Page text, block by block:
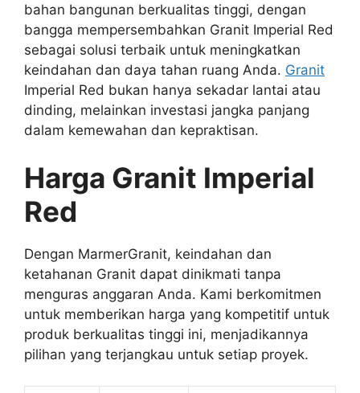
bahan bangunan berkualitas tinggi, dengan
bangga mempersembahkan Granit Imperial Red
sebagai solusi terbaik untuk meningkatkan
keindahan dan daya tahan ruang Anda. Granit
Imperial Red bukan hanya sekadar lantai atau
dinding, melainkan investasi jangka panjang
dalam kemewahan dan kepraktisan.
Harga Granit Imperial
Red
Dengan MarmerGranit, keindahan dan
ketahanan Granit dapat dinikmati tanpa
menguras anggaran Anda. Kami berkomitmen
untuk memberikan harga yang kompetitif untuk
produk berkualitas tinggi ini, menjadikannya
pilihan yang terjangkau untuk setiap proyek.